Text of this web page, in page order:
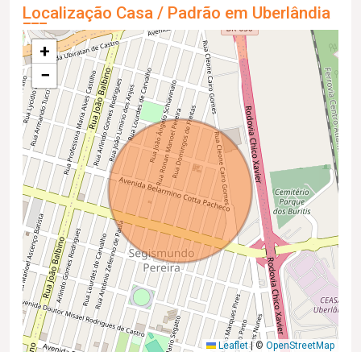
Localização Casa / Padrão em Uberlândia
+
−
Leaflet |© OpenStreetMap